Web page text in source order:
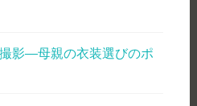
影―母親の衣装選びのポ